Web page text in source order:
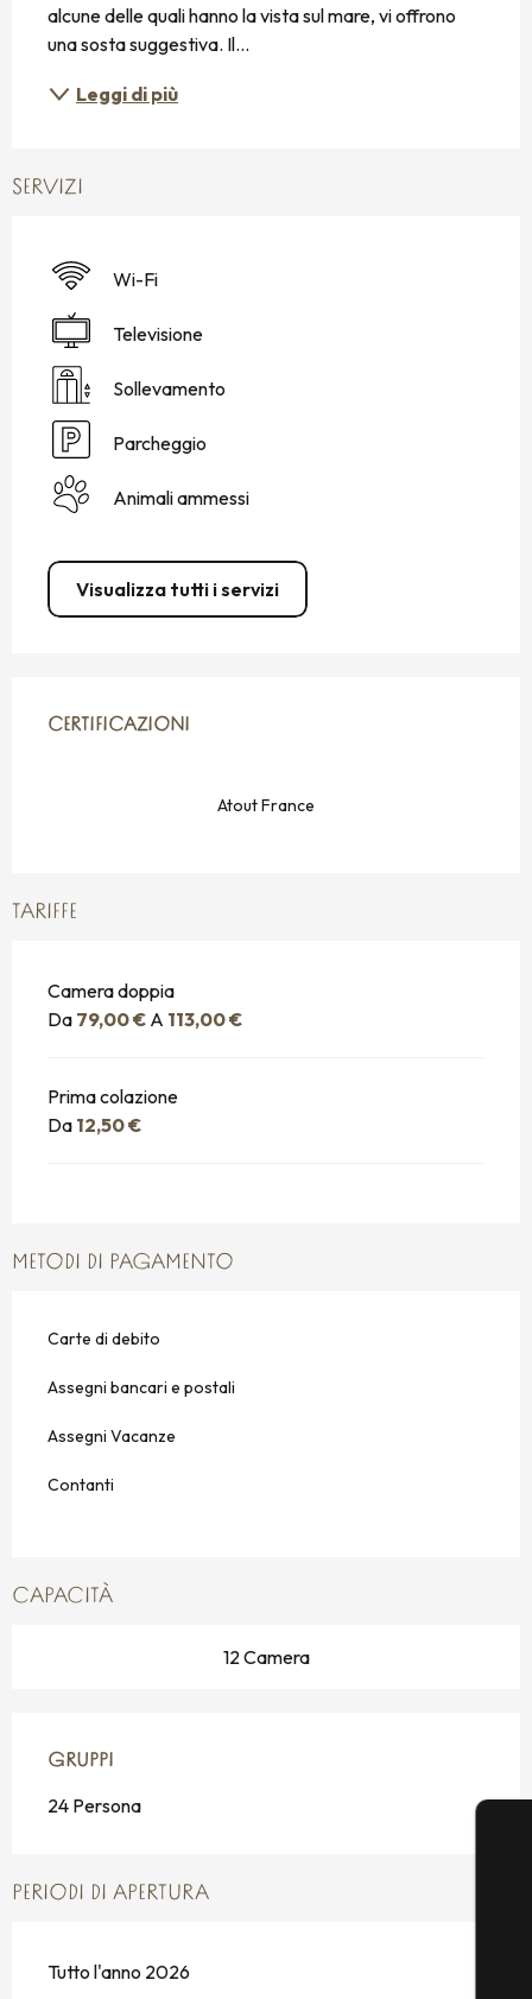
alcune delle quali hanno la vista sul mare, vi offrono
una sosta suggestiva. Il...
Leggi di più
SERVIZI
Wi-Fi
Televisione
Sollevamento
Parcheggio
Animali ammessi
Visualizza tutti i servizi
CERTIFICAZIONI
CERTIFICAZIONI
Atout France
TARIFFE
Camera doppia
Da 79,00 € A 113,00 €
Prima colazione
Da 12,50 €
METODI DI PAGAMENTO
Carte di debito
Assegni bancari e postali
Assegni Vacanze
Contanti
CAPACITÀ
12 Camera
GRUPPI
GRUPPI
24 Persona
PERIODI DI APERTURA
Tutto l'anno 2026